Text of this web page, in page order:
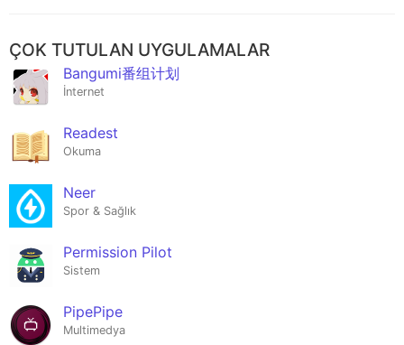
ÇOK TUTULAN UYGULAMALAR
Bangumi番组计划
İnternet
Readest
Okuma
Neer
Spor & Sağlık
Permission Pilot
Sistem
PipePipe
Multimedya